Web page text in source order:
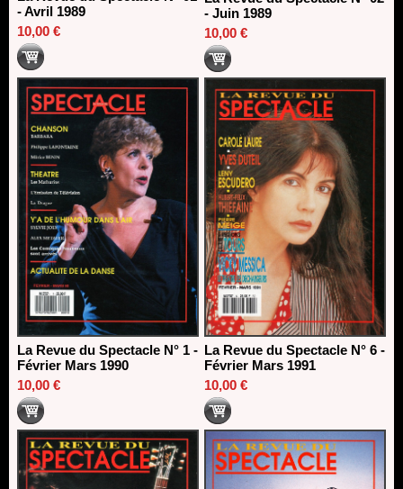
- Avril 1989
10,00 €
- Juin 1989
10,00 €
La Revue du Spectacle N° 1 -
Février Mars 1990
10,00 €
La Revue du Spectacle N° 6 -
Février Mars 1991
10,00 €